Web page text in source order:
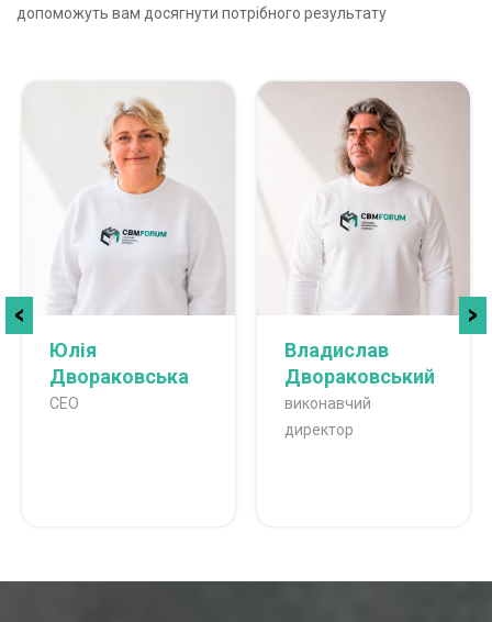
допоможуть вам досягнути потрібного результату
Юлія
Двораковська
CEO
Владислав
Двораковський
виконавчий
директор